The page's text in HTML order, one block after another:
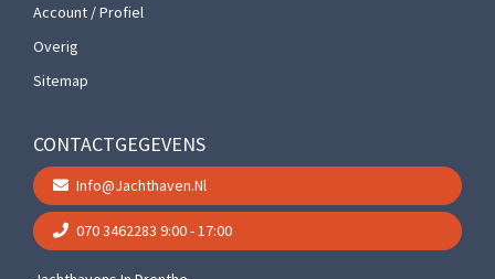
Account / Profiel
Overig
Sitemap
CONTACTGEGEVENS
Info@jachthaven.nl
070 3462283 9:00 - 17:00